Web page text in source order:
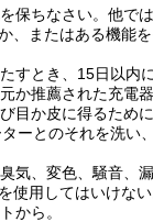
保ちなさい。他で
、またはある機能
すとき、15日以内
か推薦された充電
目か皮に得るため
ーとのそれを洗い
気、変色、騒音、
使用してはいけない
から。